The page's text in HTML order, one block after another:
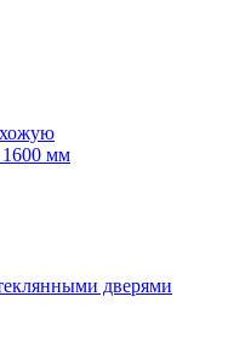
мм
дверями